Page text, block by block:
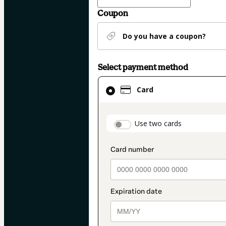
Coupon
Do you have a coupon?
Select payment method
Card
Use two cards
Card
selected
method